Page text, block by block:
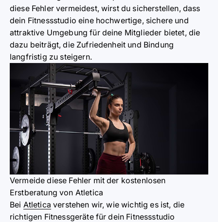
diese Fehler vermeidest, wirst du sicherstellen, dass
dein Fitnessstudio eine hochwertige, sichere und
attraktive Umgebung für deine Mitglieder bietet, die
dazu beiträgt, die Zufriedenheit und Bindung
langfristig zu steigern.
Vermeide diese Fehler mit der kostenlosen
Erstberatung von Atletica
Bei Atletica verstehen wir, wie wichtig es ist, die
richtigen Fitnessgeräte für dein Fitnessstudio